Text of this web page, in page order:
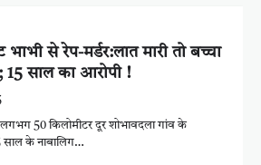
भाभी से रेप-मर्डर:लात मारी तो बच्चा
15 साल का आरोपी !
50 किलोमीटर दूर शोभावदला गांव के
साल के नाबालिग…